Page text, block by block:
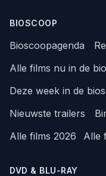
BIOSCOOP
Bioscoopagenda
Alle films nu in de
Deze week in de
Nieuwste trailers
Alle films 2026
Alle
DVD & BLU-RAY